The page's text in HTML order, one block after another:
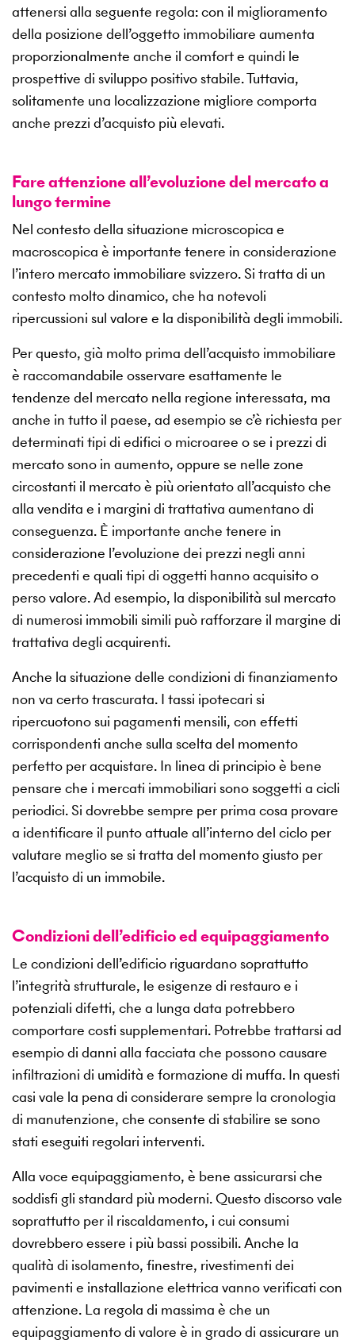
attenersi alla seguente regola: con il miglioramento
della posizione dell’oggetto immobiliare aumenta
proporzionalmente anche il comfort e quindi le
prospettive di sviluppo positivo stabile. Tuttavia,
solitamente una localizzazione migliore comporta
anche prezzi d’acquisto più elevati.
Fare attenzione all’evoluzione del mercato a
lungo termine
Nel contesto della situazione microscopica e
macroscopica è importante tenere in considerazione
l’intero mercato immobiliare svizzero. Si tratta di un
contesto molto dinamico, che ha notevoli
ripercussioni sul valore e la disponibilità degli immobili.
Per questo, già molto prima dell’acquisto immobiliare
è raccomandabile osservare esattamente le
tendenze del mercato nella regione interessata, ma
anche in tutto il paese, ad esempio se c’è richiesta per
determinati tipi di edifici o microaree o se i prezzi di
mercato sono in aumento, oppure se nelle zone
circostanti il mercato è più orientato all’acquisto che
alla vendita e i margini di trattativa aumentano di
conseguenza. È importante anche tenere in
considerazione l’evoluzione dei prezzi negli anni
precedenti e quali tipi di oggetti hanno acquisito o
perso valore. Ad esempio, la disponibilità sul mercato
di numerosi immobili simili può rafforzare il margine di
trattativa degli acquirenti.
Anche la situazione delle condizioni di finanziamento
non va certo trascurata. I tassi ipotecari si
ripercuotono sui pagamenti mensili, con effetti
corrispondenti anche sulla scelta del momento
perfetto per acquistare. In linea di principio è bene
pensare che i mercati immobiliari sono soggetti a cicli
periodici. Si dovrebbe sempre per prima cosa provare
a identificare il punto attuale all’interno del ciclo per
valutare meglio se si tratta del momento giusto per
l’acquisto di un immobile.
Condizioni dell’edificio ed equipaggiamento
Le condizioni dell’edificio riguardano soprattutto
l’integrità strutturale, le esigenze di restauro e i
potenziali difetti, che a lunga data potrebbero
comportare costi supplementari. Potrebbe trattarsi ad
esempio di danni alla facciata che possono causare
infiltrazioni di umidità e formazione di muffa. In questi
casi vale la pena di considerare sempre la cronologia
di manutenzione, che consente di stabilire se sono
stati eseguiti regolari interventi.
Alla voce equipaggiamento, è bene assicurarsi che
soddisfi gli standard più moderni. Questo discorso vale
soprattutto per il riscaldamento, i cui consumi
dovrebbero essere i più bassi possibili. Anche la
qualità di isolamento, finestre, rivestimenti dei
pavimenti e installazione elettrica vanno verificati con
attenzione. La regola di massima è che un
equipaggiamento di valore è in grado di assicurare un